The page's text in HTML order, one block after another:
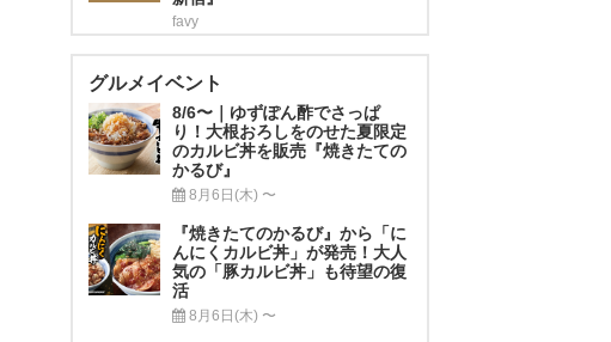
favy
グルメイベント
8/6〜｜ゆずぽん酢でさっぱ
り！大根おろしをのせた夏限定
のカルビ丼を販売『焼きたての
かるび』
8月6日(木) 〜
『焼きたてのかるび』から「に
んにくカルビ丼」が発売！大人
気の「豚カルビ丼」も待望の復
活
8月6日(木) 〜